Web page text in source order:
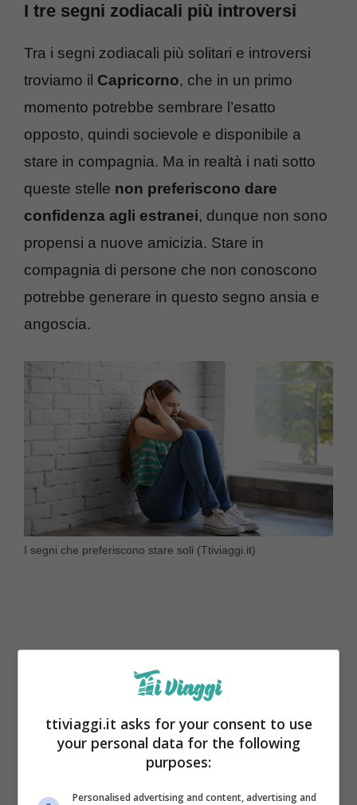
I tre segni zodiacali più introversi
Tra i segni zodiacali più solitari e introversi
troviamo il Capricorno, che in un primo
momento potrebbe sembrare l’esatto
opposto, quindi socievole e disponibile a
stare in compagnia. Ma in realtà i nati sotto
queste stelle non preferiscono dare
confidenza agli estranei, dunque non sono
propensi a nuove amicizia. Stare in
compagnia di persone che non conoscono
potrebbe generare in questo segno ansia e
angoscia.
I segni che preferiscono stare soli (Ttiviaggi.it)
ttiviaggi.it asks for your consent to use
your personal data for the following
purposes:
Personalised advertising and content, advertising and